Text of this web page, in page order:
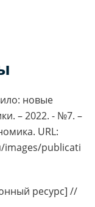
новые
– 2022. - №7. –
URL:
publicati
ресурс] //